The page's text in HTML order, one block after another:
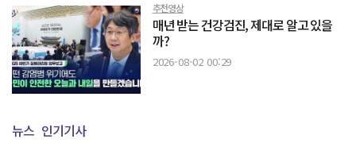
추천영상
매년 받는 건강검진, 제대로 알고 있을
까?
2026-08-02 00:29
뉴스 인기기사